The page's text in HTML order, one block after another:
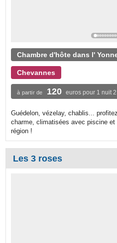
Chambre d'hôte dans l'
Chevannes
à partir de 120 euros pour 1 nuit
Guédelon, vézelay, chablis...
charme, climatisées avec piscine
région !
Les 3 roses